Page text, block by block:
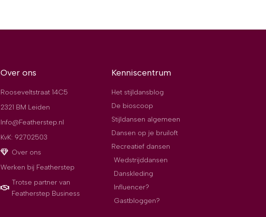
Over ons
Rooseveltstraat 14C5
2321 BM Leiden
Info@Featherstep.nl
KvK: 92702503
Over ons
Werken bij Featherstep
Trotse partner van
Featherstep Business
Kenniscentrum
Het stijldansblog
De bioscoop
Stijldansen algemeen
Dansen op je bruiloft
Recreatief dansen
Wedstrijddansen
Danskleding
Influencer?
Gastbloggen?